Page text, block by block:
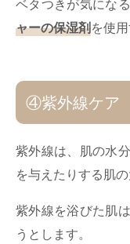
ベタつきが気になる
ャーの保湿剤 を使
④紫外線ケア
紫外線は、肌の水
を与えたりする肌の
紫外線を浴びた肌
うとします。